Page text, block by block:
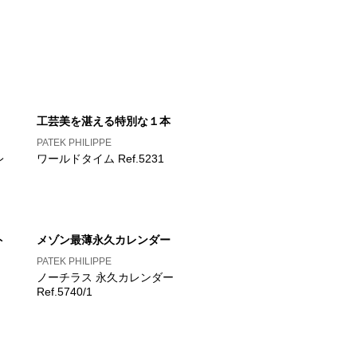
工芸美を湛える特別な１本
PATEK PHILIPPE
ワールドタイム Ref.5231
メゾン最薄永久カレンダー
PATEK PHILIPPE
ノーチラス 永久カレンダー
Ref.5740/1